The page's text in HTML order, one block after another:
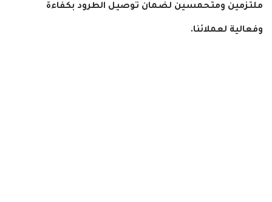
ملتزمين ومتحمسين لضمان توصيل الطرود بكفاءة
وفعالية لعملائنا.